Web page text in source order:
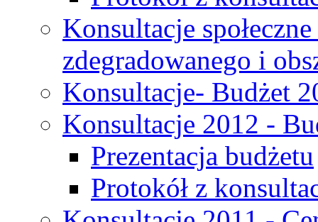
Konsultacje
zdegradowanego i
Konsultacje- Budżet
Konsultacje 2012 -
Prezentacja budżetu
Protokół z